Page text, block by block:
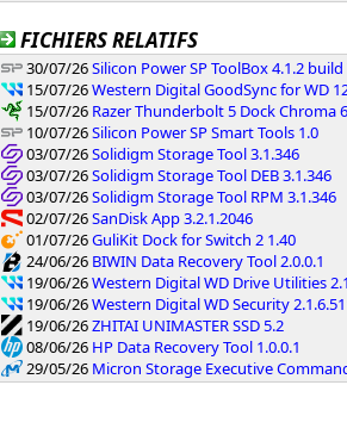
FICHIERS RELATIFS
30/07/26Silicon Power SP ToolBox 4.1.2 build
15/07/26Western Digital GoodSync for WD
15/07/26 Razer Thunderbolt 5 Dock Chroma
10/07/26Silicon Power SP Smart Tools 1.0
03/07/26Solidigm Storage Tool 3.1.346
03/07/26Solidigm Storage Tool DEB 3.1.346
03/07/26Solidigm Storage Tool RPM 3.1.346
02/07/26SanDisk App 3.2.1.2046
01/07/26GuliKit Dock for Switch 2 1.40
24/06/26 BIWIN Data Recovery Tool 2.0.0.1
19/06/26Western Digital WD Drive Utilities
19/06/26Western Digital WD Security
19/06/26ZHITAI UNIMASTER SSD 5.2
08/06/26 HP Data Recovery Tool 1.0.0.1
29/05/26 Micron Storage Executive